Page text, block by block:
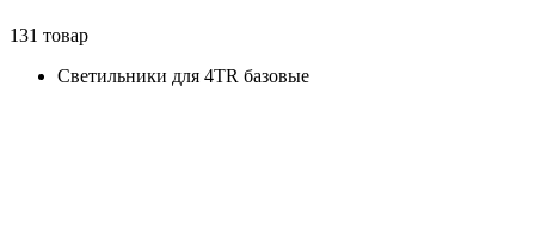
131 товар
Светильники для 4TR базовые